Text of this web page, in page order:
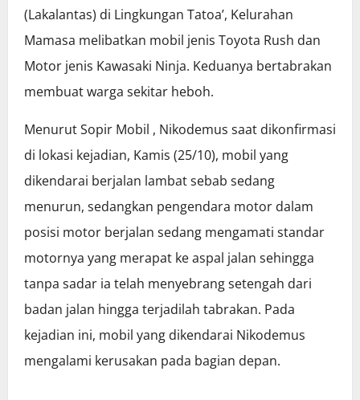
(Lakalantas) di Lingkungan Tatoa’, Kelurahan
Mamasa melibatkan mobil jenis Toyota Rush dan
Motor jenis Kawasaki Ninja. Keduanya bertabrakan
membuat warga sekitar heboh.
Menurut Sopir Mobil , Nikodemus saat dikonfirmasi
di lokasi kejadian, Kamis (25/10), mobil yang
dikendarai berjalan lambat sebab sedang
menurun, sedangkan pengendara motor dalam
posisi motor berjalan sedang mengamati standar
motornya yang merapat ke aspal jalan sehingga
tanpa sadar ia telah menyebrang setengah dari
badan jalan hingga terjadilah tabrakan. Pada
kejadian ini, mobil yang dikendarai Nikodemus
mengalami kerusakan pada bagian depan.